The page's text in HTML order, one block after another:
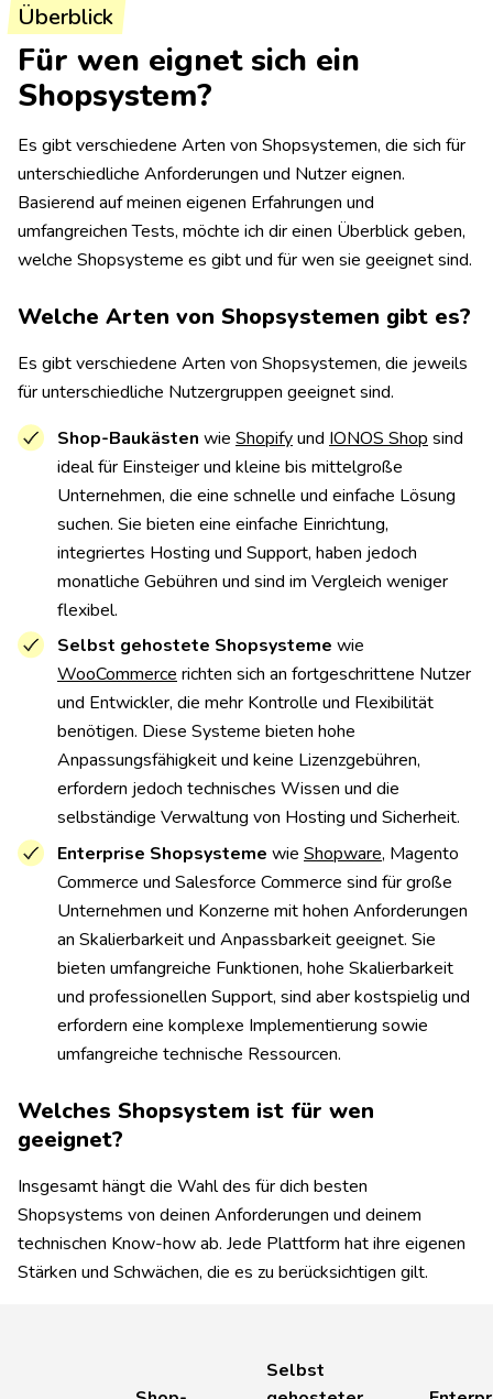
Überblick
Für wen eignet sich ein
Shopsystem?
Es gibt verschiedene Arten von Shopsystemen, die sich für
unterschiedliche Anforderungen und Nutzer eignen.
Basierend auf meinen eigenen Erfahrungen und
umfangreichen Tests, möchte ich dir einen Überblick geben,
welche Shopsysteme es gibt und für wen sie geeignet sind.
Welche Arten von Shopsystemen gibt es?
Es gibt verschiedene Arten von Shopsystemen, die jeweils
für unterschiedliche Nutzergruppen geeignet sind.
Shop-Baukästen wie Shopifyund IONOS Shop sind
ideal für Einsteiger und kleine bis mittelgroße
Unternehmen, die eine schnelle und einfache Lösung
suchen. Sie bieten eine einfache Einrichtung,
integriertes Hosting und Support, haben jedoch
monatliche Gebühren und sind im Vergleich weniger
flexibel.
Selbst gehostete Shopsysteme wie
WooCommerce richten sich an fortgeschrittene Nutzer
und Entwickler, die mehr Kontrolle und Flexibilität
benötigen. Diese Systeme bieten hohe
Anpassungsfähigkeit und keine Lizenzgebühren,
erfordern jedoch technisches Wissen und die
selbständige Verwaltung von Hosting und Sicherheit.
Enterprise Shopsysteme wie Shopware, Magento
Commerce und Salesforce Commerce sind für große
Unternehmen und Konzerne mit hohen Anforderungen
an Skalierbarkeit und Anpassbarkeit geeignet. Sie
bieten umfangreiche Funktionen, hohe Skalierbarkeit
und professionellen Support, sind aber kostspielig und
erfordern eine komplexe Implementierung sowie
umfangreiche technische Ressourcen.
Welches Shopsystem ist für wen
geeignet?
Insgesamt hängt die Wahl des für dich besten
Shopsystems von deinen Anforderungen und deinem
technischen Know-how ab. Jede Plattform hat ihre eigenen
Stärken und Schwächen, die es zu berücksichtigen gilt.
Selbst